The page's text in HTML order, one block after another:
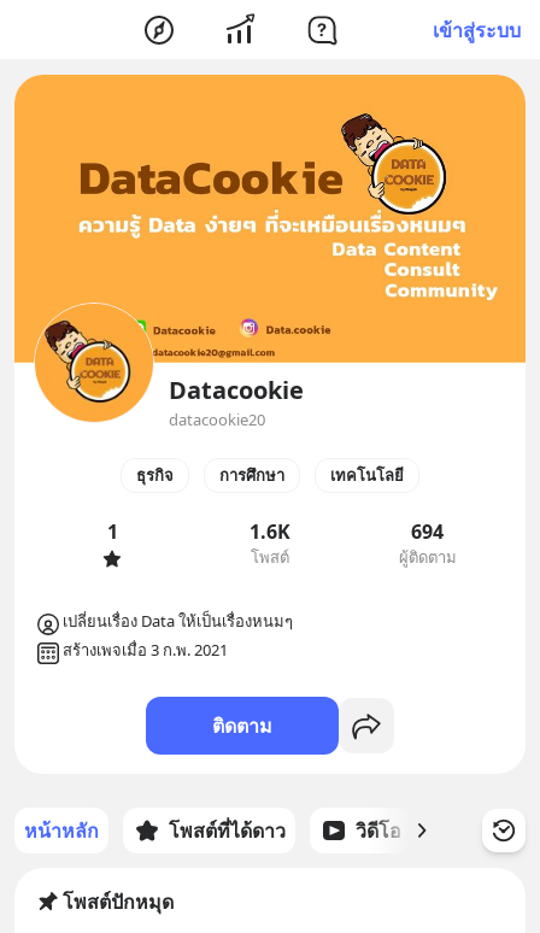
เข้าสู่ระบบ
Datacookie
datacookie20
ธุรกิจ การศึกษา เทคโนโลยี
1 1.6K
โพสต์
694
ผู้ติดตาม
เปลี่ยนเรื่อง Data ให้เป็นเรื่องหนมๆ
สร้างเพจเมื่อ 3 ก.พ. 2021
ติดตาม
หน้าหลัก โพสต์ที่ได้ดาว วิดีโอ พอดแ
โพสต์ปักหมุด